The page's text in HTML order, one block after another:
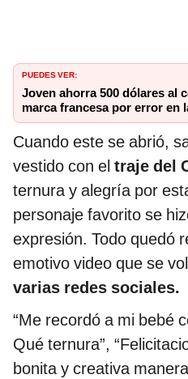
PUEDES VER:
Joven ahorra 500 dólares al
marca francesa por error en
Cuando este se abrió,
vestido con el traje del
ternura y alegría por
personaje favorito se
expresión. Todo quedó
emotivo video que se
varias redes sociales.
“Me recordó a mi bebé
Qué ternura”,
bonita y creativa